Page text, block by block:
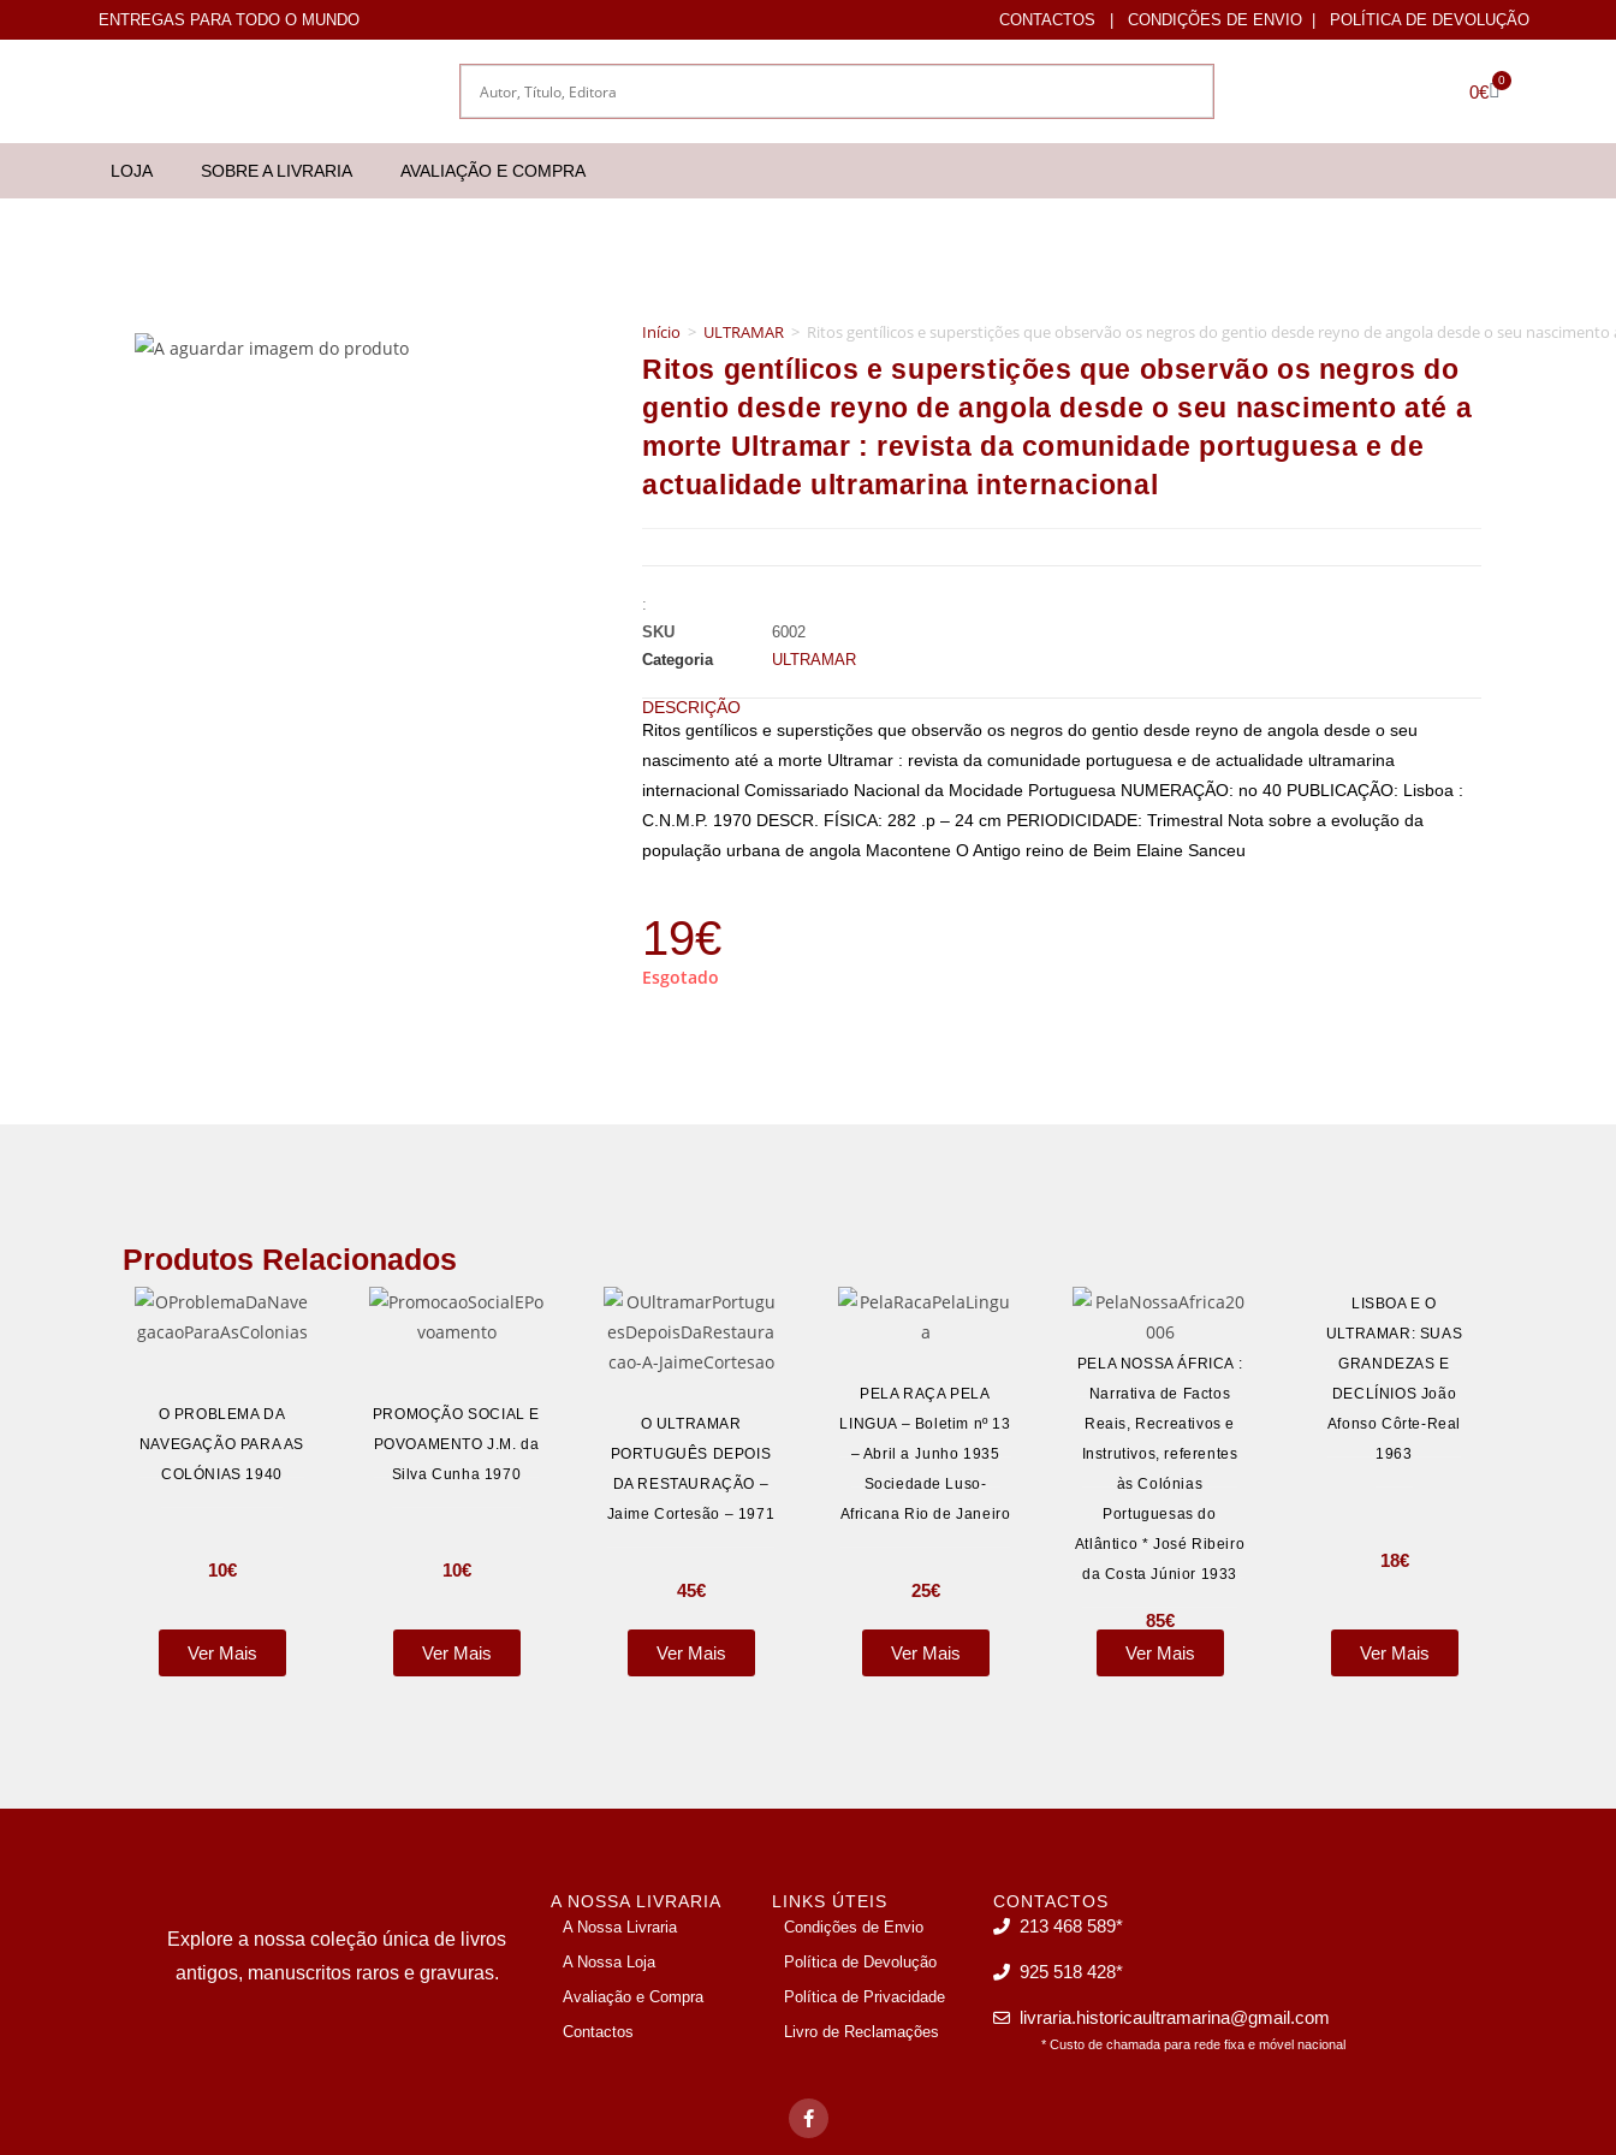
ENTREGAS PARA TODO O MUNDO CONTACTOS | CONDIÇÕES DE ENVIO | POLÍTICA DE DEVOLUÇÃO
0€
0
LOJA SOBRE A LIVRARIA AVALIAÇÃO E COMPRA
Início > ULTRAMAR > Ritos gentílicos e superstições que observão os negros do gentio desde reyno de angola desde o seu
Ritos gentílicos e superstições que observão os negros do
gentio desde reyno de angola desde o seu nascimento até a
morte Ultramar : revista da comunidade portuguesa e de
actualidade ultramarina internacional
:
SKU
6002
Categoria
ULTRAMAR
DESCRIÇÃO
Ritos gentílicos e superstições que observão os negros do gentio desde reyno de angola desde o seu
nascimento até a morte Ultramar : revista da comunidade portuguesa e de actualidade ultramarina
internacional Comissariado Nacional da Mocidade Portuguesa NUMERAÇÃO: no 40 PUBLICAÇÃO: Lisboa :
C.N.M.P. 1970 DESCR. FÍSICA: 282 .p – 24 cm PERIODICIDADE: Trimestral Nota sobre a evolução da
população urbana de angola Macontene O Antigo reino de Beim Elaine Sanceu
19€
Esgotado
Produtos Relacionados
O PROBLEMA DA
NAVEGAÇÃO PARA AS
COLÓNIAS 1940
10€
Ver Mais
PROMOÇÃO SOCIAL E
POVOAMENTO J.M. da
Silva Cunha 1970
10€
Ver Mais
O ULTRAMAR
PORTUGUÊS DEPOIS
DA RESTAURAÇÃO –
Jaime Cortesão – 1971
45€
Ver Mais
PELA RAÇA PELA
LINGUA – Boletim nº 13
– Abril a Junho 1935
Sociedade Luso-
Africana Rio de Janeiro
25€
Ver Mais
PELA NOSSA ÁFRICA :
Narrativa de Factos
Reais, Recreativos e
Instrutivos, referentes
às Colónias
Portuguesas do
Atlântico * José Ribeiro
da Costa Júnior 1933
85€
Ver Mais
LISBOA E O
ULTRAMAR: SUAS
GRANDEZAS E
DECLÍNIOS João
Afonso Côrte-Real
1963
18€
Ver Mais
Explore a nossa coleção única de livros
antigos, manuscritos raros e gravuras.
A NOSSA LIVRARIA
A Nossa Livraria
A Nossa Loja
Avaliação e Compra
Contactos
LINKS ÚTEIS
Condições de Envio
Política de Devolução
Política de Privacidade
Livro de Reclamações
CONTACTOS
213 468 589*
925 518 428*
livraria.historicaultramarina@gmail.com
* Custo de chamada para rede fixa e móvel nacional